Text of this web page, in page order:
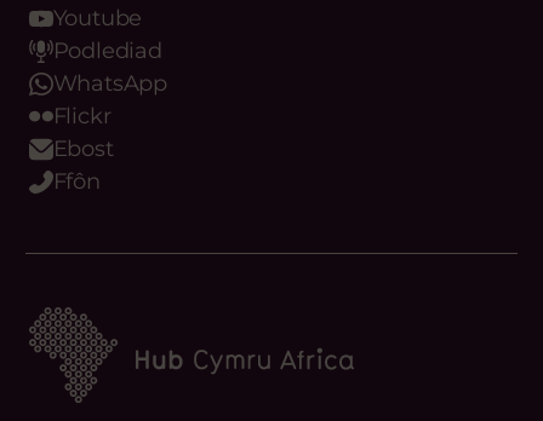
Youtube
Podlediad
WhatsApp
Flickr
Ebost
Ffôn